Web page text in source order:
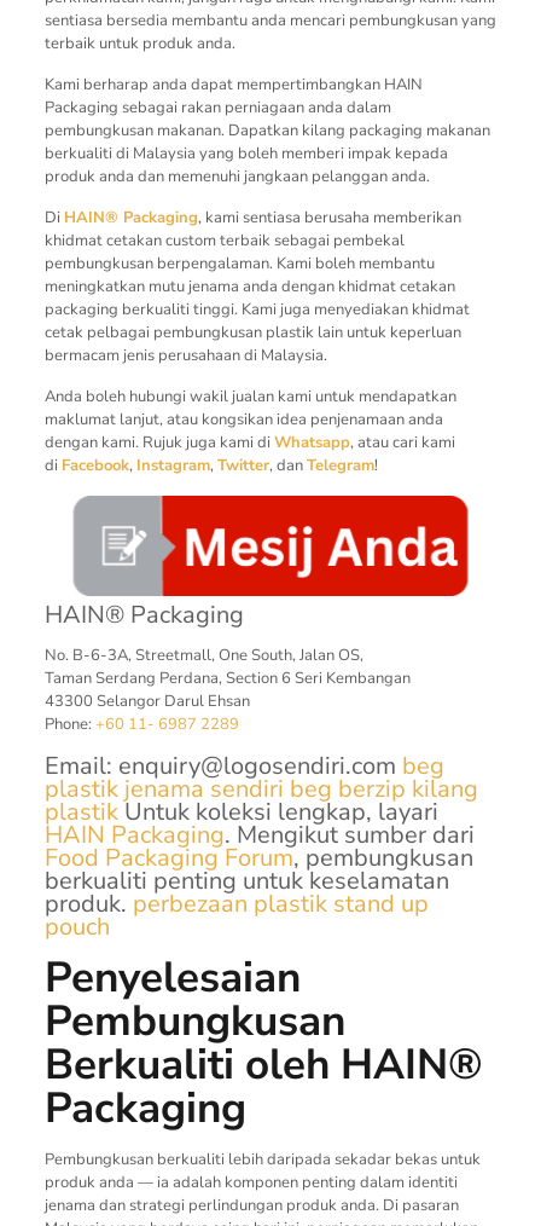
sentiasa bersedia membantu anda mencari pembungkusan yang
terbaik untuk produk anda.
Kami berharap anda dapat mempertimbangkan HAIN
Packaging sebagai rakan perniagaan anda dalam
pembungkusan makanan. Dapatkan kilang packaging makanan
berkualiti di Malaysia yang boleh memberi impak kepada
produk anda dan memenuhi jangkaan pelanggan anda.
Di HAIN® Packaging, kami sentiasa berusaha memberikan
khidmat cetakan custom terbaik sebagai pembekal
pembungkusan berpengalaman. Kami boleh membantu
meningkatkan mutu jenama anda dengan khidmat cetakan
packaging berkualiti tinggi. Kami juga menyediakan khidmat
cetak pelbagai pembungkusan plastik lain untuk keperluan
bermacam jenis perusahaan di Malaysia.
Anda boleh hubungi wakil jualan kami untuk mendapatkan
maklumat lanjut, atau kongsikan idea penjenamaan anda
dengan kami. Rujuk juga kami diWhatsapp, atau cari kami
di Facebook, Instagram, Twitter, danTelegram!
HAIN® Packaging
No. B-6-3A, Streetmall, One South, Jalan OS,
Taman Serdang Perdana, Section 6 Seri Kembangan
43300 Selangor Darul Ehsan
Phone: +60 11- 6987 2289
Email: enquiry@logosendiri.com beg
plastik jenama sendiri beg berzip kilang
plastikUntuk koleksi lengkap, layari
HAIN Packaging. Mengikut sumber dari
Food Packaging Forum, pembungkusan
berkualiti penting untuk keselamatan
produk. perbezaan plastik stand up
pouch
Penyelesaian
Pembungkusan
Berkualiti oleh HAIN®
Packaging
Pembungkusan berkualiti lebih daripada sekadar bekas untuk
produk anda — ia adalah komponen penting dalam identiti
jenama dan strategi perlindungan produk anda. Di pasaran